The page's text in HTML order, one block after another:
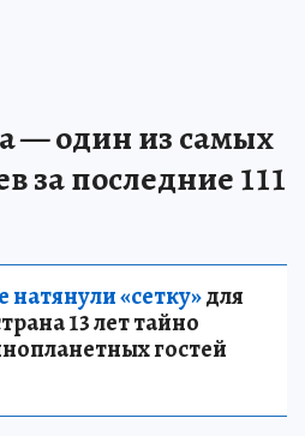
— один из самых
за последние 111
«сетку»для
13 лет тайно
гостей